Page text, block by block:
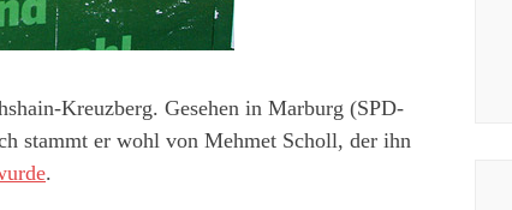
Kreuzberg. Gesehen in Marburg (SPD-
stammt er wohl von Mehmet Scholl, der ihn
.